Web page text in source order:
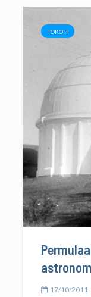
TOKOH
17/10/2011